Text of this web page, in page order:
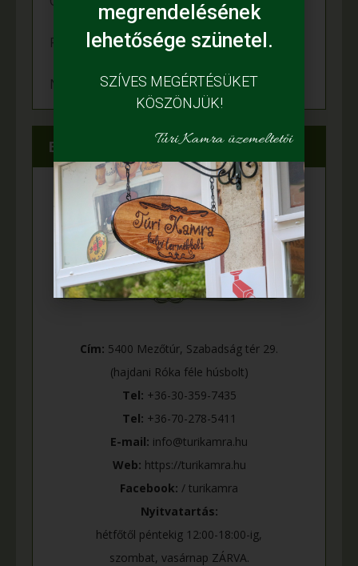
Felgyulladt a fény Murányi Éva tanyáján
Napelem került az Adamcsik tanyára
Elérhetőségeink
Cím: 5400 Mezőtúr, Szabadság tér 29.
(hajdani Róka féle húsbolt)
Tel: +36-30-359-7435
Tel: +36-70-278-5411
E-mail: info@turikamra.hu
Web: https://turikamra.hu
Facebook: / turikamra
Nyitvatartás:
hétfőtől péntekig 12:00-18:00-ig,
szombat, vasárnap ZÁRVA.
megrendelésének
lehetősége szünetel.
SZÍVES MEGÉRTÉSÜKET
KÖSZÖNJÜK!
Túri Kamra üzemeltetői